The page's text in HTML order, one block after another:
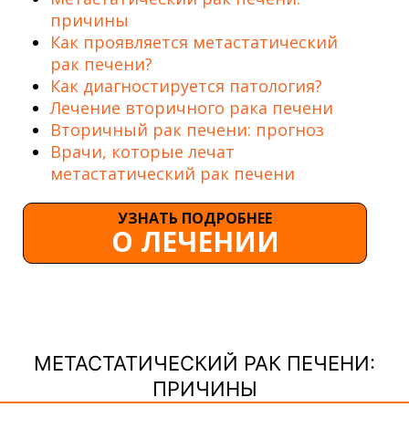
причины
Как проявляется метастатический
рак печени?
Как диагностируется патология?
Лечение вторичного рака печени
Вторичный рак печени: прогноз
Врачи, которые лечат
метастатический рак печени
УЗНАТЬ ПОДРОБНЕЕ
О ЛЕЧЕНИИ
МЕТАСТАТИЧЕСКИЙ РАК ПЕЧЕНИ:
ПРИЧИНЫ